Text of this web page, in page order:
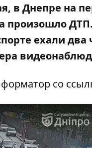
в Днепре на
произошло
ехали
со